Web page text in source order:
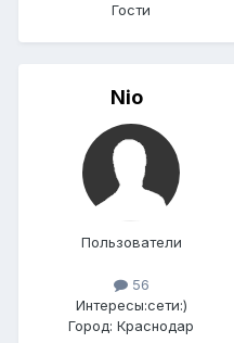
Гости
Nio
Пользователи
56
Интересы:сети:)
Город: Краснодар